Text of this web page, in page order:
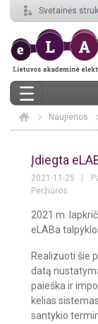
Svetainės
Elaba
Naujienos
Įdiegta
2021-11-25
Peržiūros
2021 m.
eLABa
Realizuoti šie
datą
paieška ir
kelias
santykio